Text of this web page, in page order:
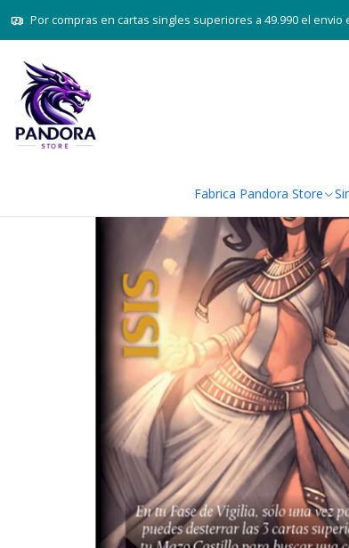
Fabrica Pandora Store
Por compras en cartas singles superiores a 49.990 el envio
Inicio Juegos de